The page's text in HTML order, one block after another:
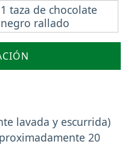
1 taza de chocolate
negro rallado
lavada y escurrida)
20